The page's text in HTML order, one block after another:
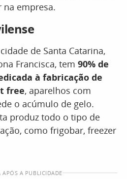
na empresa.
de Santa Catarina,
Francisca, tem 90% de
à fabricação de
free, aparelhos com
o acúmulo de gelo.
produz todo o tipo de
como frigobar, freezer
APÓS A PUBLICIDADE